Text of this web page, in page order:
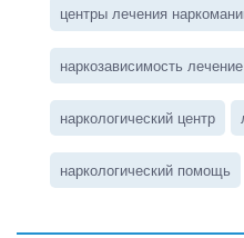
центры лечения
наркозависимость лечение
наркологический центр
наркологический помощь